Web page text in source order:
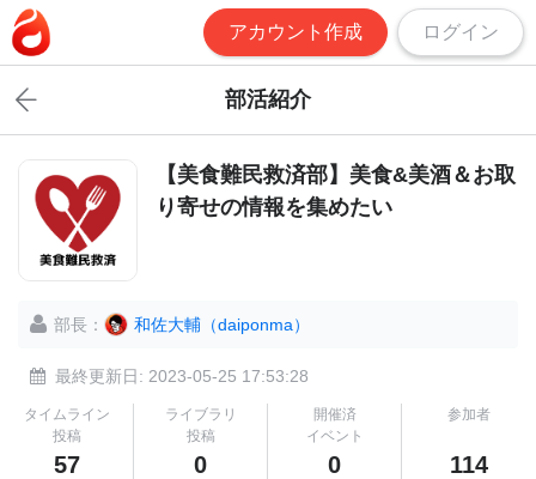
アカウント作成 ログイン
部活紹介
【美食難民救済部】美食&美酒＆お取
り寄せの情報を集めたい
部長： 和佐大輔（daiponma）
最終更新日: 2023-05-25 17:53:28
タイムライン
投稿
57
ライブラリ
投稿
0
開催済
イベント
0
参加者
114